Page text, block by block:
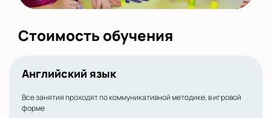
Стоимость обучения
Английский язык
Все занятия проходят по коммуникативной методике, в игровой
форме